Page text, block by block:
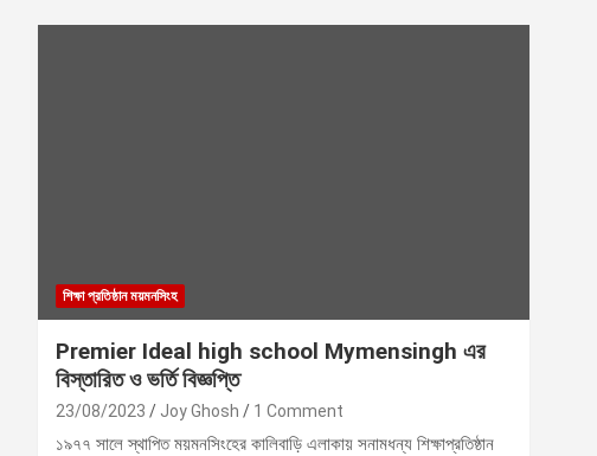
শিক্ষা প্রতিষ্ঠান ময়মনসিংহ
Premier Ideal high school Mymensingh এর
বিস্তারিত ও ভর্তি বিজ্ঞপ্তি
23/08/2023 Joy Ghosh 1 Comment
১৯৭৭ সালে স্থাপিত ময়মনসিংহের কালিবাড়ি এলাকায় সনামধন্য শিক্ষাপ্রতিষ্ঠান